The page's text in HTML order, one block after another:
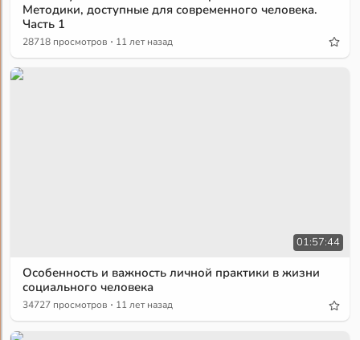
Методики, доступные для современного человека.
Часть 1
28718 просмотров · 11 лет назад
01:57:44
Особенность и важность личной практики в жизни
социального человека
34727 просмотров · 11 лет назад